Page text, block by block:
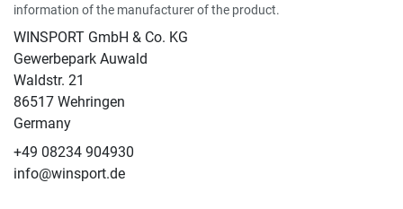
information of the manufacturer of the product.
WINSPORT GmbH & Co. KG
Gewerbepark Auwald
Waldstr. 21
86517 Wehringen
Germany
+49 08234 904930
info@winsport.de